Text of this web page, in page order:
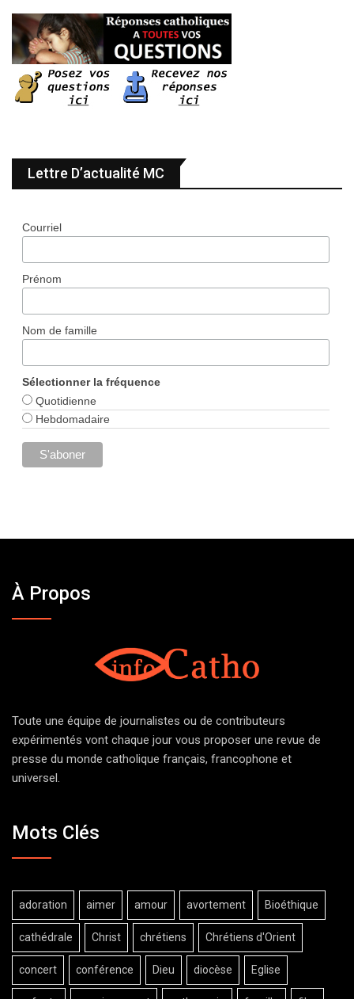
Lettre D’actualité MC
Courriel
Prénom
Nom de famille
Sélectionner la fréquence
Quotidienne
Hebdomadaire
À Propos
Toute une équipe de journalistes ou de contributeurs
expérimentés vont chaque jour vous proposer une revue de
presse du monde catholique français, francophone et
universel.
Mots Clés
adoration aimer amour avortement Bioéthique
cathédrale Christ chrétiens Chrétiens d'Orient
concert conférence Dieu diocèse Eglise